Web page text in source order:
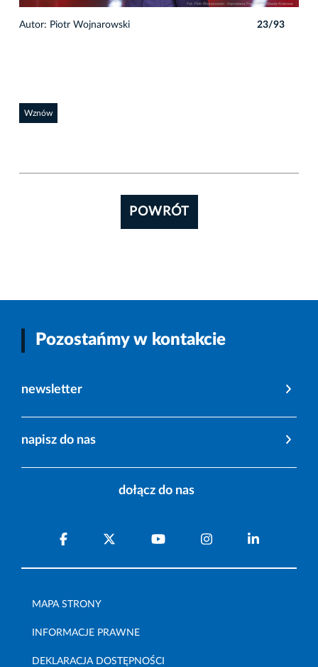
Autor: Piotr Wojnarowski 23/93
Wznów
POWRÓT
Pozostańmy w kontakcie
newsletter
napisz do nas
dołącz do nas
MAPA STRONY
INFORMACJE PRAWNE
DEKLARACJA DOSTĘPNOŚCI